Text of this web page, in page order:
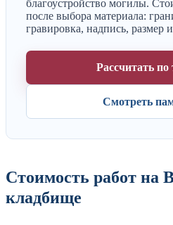
благоустройство могилы.
после выбора материала:
гравировка, надпись, размер
Рассчитать по
Смотреть
Стоимость работ на
кладбище